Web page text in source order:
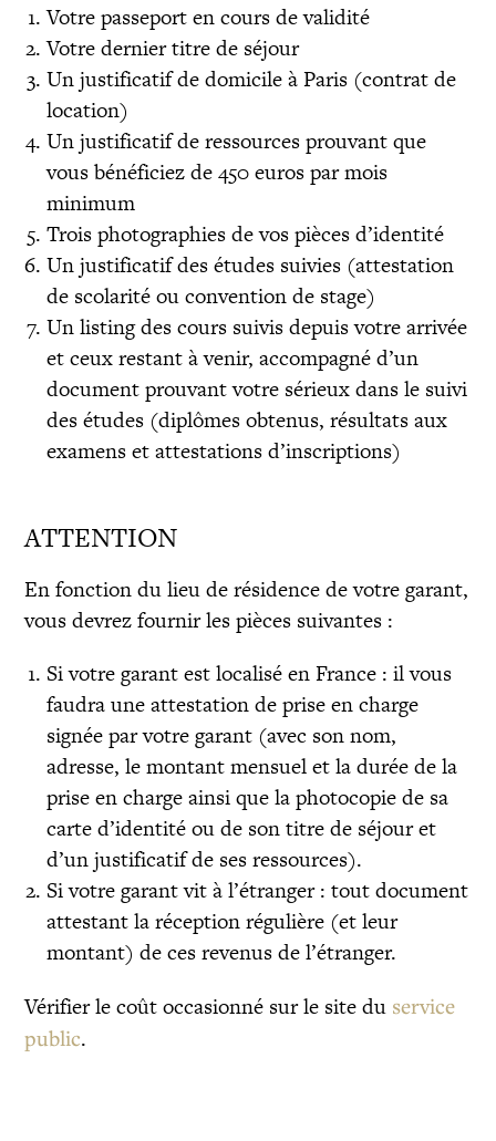
Votre passeport en cours de validité
Votre dernier titre de séjour
Un justificatif de domicile à Paris (contrat de
location)
Un justificatif de ressources prouvant que
vous bénéficiez de 450 euros par mois
minimum
Trois photographies de vos pièces d’identité
Un justificatif des études suivies (attestation
de scolarité ou convention de stage)
Un listing des cours suivis depuis votre arrivée
et ceux restant à venir, accompagné d’un
document prouvant votre sérieux dans le suivi
des études (diplômes obtenus, résultats aux
examens et attestations d’inscriptions)
ATTENTION
En fonction du lieu de résidence de votre garant,
vous devrez fournir les pièces suivantes :
Si votre garant est localisé en France : il vous
faudra une attestation de prise en charge
signée par votre garant (avec son nom,
adresse, le montant mensuel et la durée de la
prise en charge ainsi que la photocopie de sa
carte d’identité ou de son titre de séjour et
d’un justificatif de ses ressources).
Si votre garant vit à l’étranger : tout document
attestant la réception régulière (et leur
montant) de ces revenus de l’étranger.
Vérifier le coût occasionné sur le site du service
public.